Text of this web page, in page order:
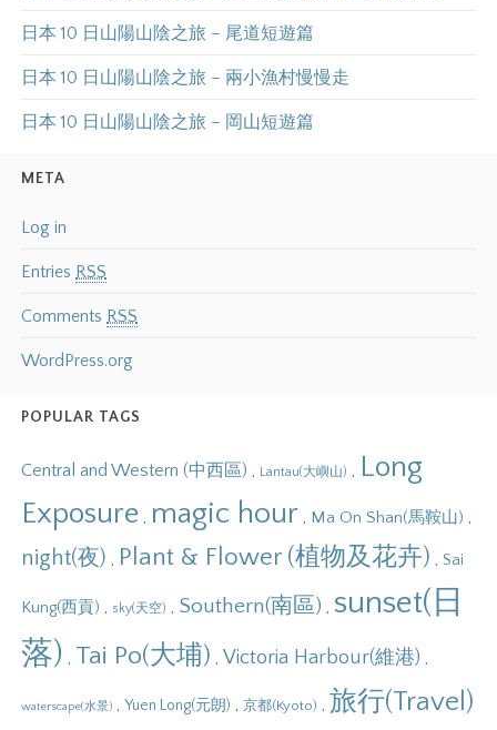
日本 10 日山陽山陰之旅 – 尾道短遊篇
日本 10 日山陽山陰之旅 – 兩小漁村慢慢走
日本 10 日山陽山陰之旅 – 岡山短遊篇
META
Log in
Entries RSS
Comments RSS
WordPress.org
POPULAR TAGS
Central and Western (中西區) , Lantau(大嶼山) , Long
Exposure , magic hour , Ma On Shan(馬鞍山) ,
night(夜) , Plant & Flower (植物及花卉) , Sai
Kung(西貢) , sky(天空) , Southern(南區) , sunset(日
落) , Tai Po(大埔) ,Victoria Harbour(維港) ,
waterscape(水景) ,Yuen Long(元朗) ,京都(Kyoto) , 旅行(Travel)